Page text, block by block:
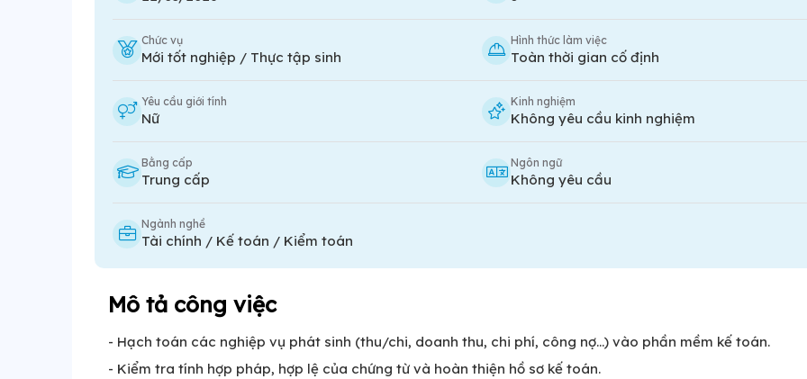
Chức vụ
Mới tốt nghiệp / Thực tập sinh
Hình thức làm việc
Toàn thời gian cố định
Yêu cầu giới tính
Nữ
Kinh nghiệm
Không yêu cầu kinh nghiệm
Bằng cấp
Trung cấp
Ngôn ngữ
Không yêu cầu
Ngành nghề
Tài chính / Kế toán / Kiểm toán
Mô tả công việc
- Hạch toán các nghiệp vụ phát sinh (thu/chi, doanh thu, chi phí, công nợ...) vào phần mềm kế toán.
- Kiểm tra tính hợp pháp, hợp lệ của chứng từ và hoàn thiện hồ sơ kế toán.